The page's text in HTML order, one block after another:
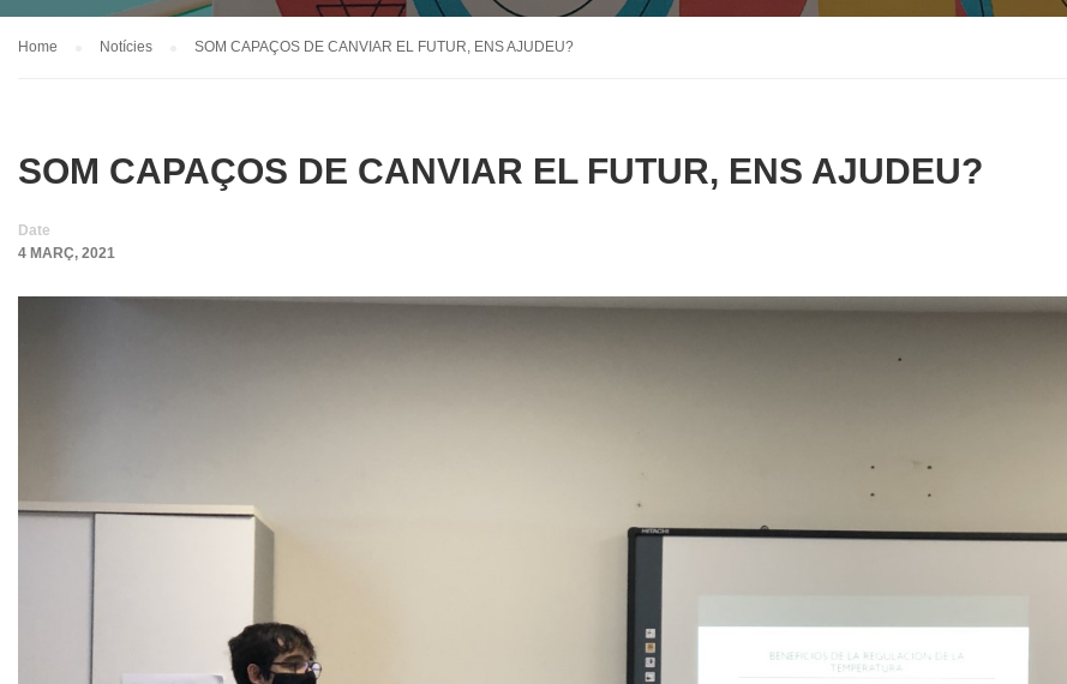
Home Notícies SOM CAPAÇOS DE CANVIAR EL FUTUR, ENS AJUDEU?
SOM CAPAÇOS DE CANVIAR EL FUTUR, ENS AJUDEU?
Date
4 MARÇ, 2021